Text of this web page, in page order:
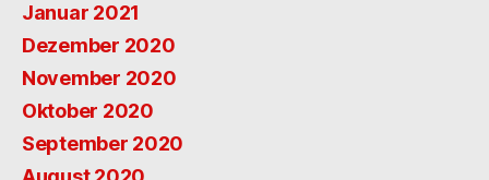
Januar 2021
Dezember 2020
November 2020
Oktober 2020
September 2020